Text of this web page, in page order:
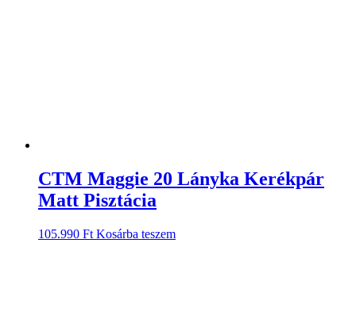
CTM Maggie 20 Lányka Kerékpár
Matt Pisztácia
105.990 Ft Kosárba teszem